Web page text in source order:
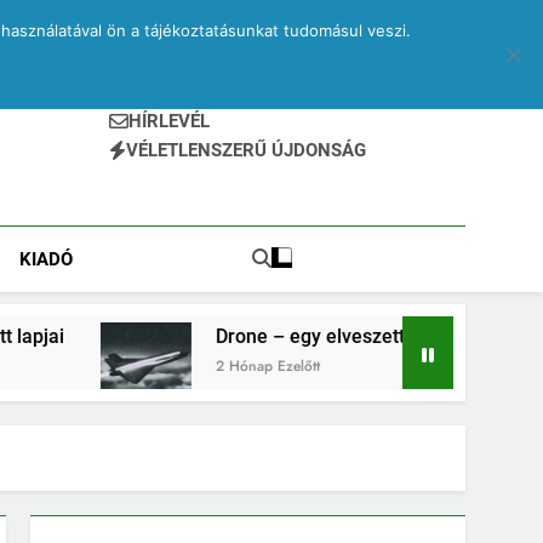
HÍRLEVÉL
VÉLETLENSZERŰ ÚJDONSÁG
KIADÓ
Drone – egy elveszett jegyzetfüzet kitépett lapjai
2 Hónap Ezelőtt
ön a tájékoztatásunkat tudomásul veszi.